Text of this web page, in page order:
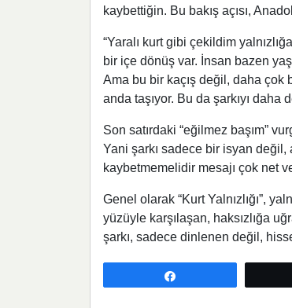
kaybettiğin. Bu bakış açısı,
“Yaralı kurt gibi çekildim
bir içe dönüş var. İnsan bazen
Ama bu bir kaçış değil, daha çok
anda taşıyor. Bu da şarkıyı daha
Son satırdaki “eğilmez başım”
Yani şarkı sadece bir isyan
kaybetmemelidir mesajı çok net
Genel olarak “Kurt Yalnızlığı”,
yüzüyle karşılaşan, haksızlığa
şarkı, sadece dinlenen değil,